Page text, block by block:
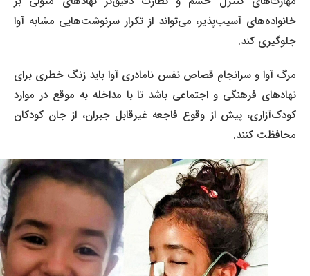
خانواده‌های آسیب‌پذیر، می‌تواند از تکرار سرنوشت‌هایی مشابه آوا
جلوگیری کند.
مرگ آوا و سرانجامِ قصاص نفس نامادری آوا باید زنگ خطری برای
نهادهای فرهنگی و اجتماعی باشد تا با مداخله به موقع در موارد
کودک‌آزاری، پیش از وقوع فاجعه غیرقابل جبران، از جان کودکان
محافظت کنند.